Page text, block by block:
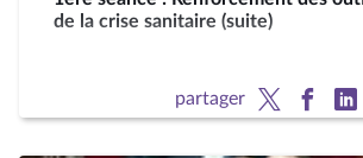
de la crise sanitaire (suite)
partager